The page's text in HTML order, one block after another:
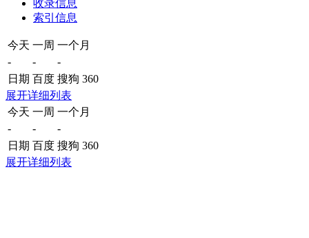
收录信息
索引信息
今天 一周 一个月
-
-
-
日期 百度 搜狗 360
展开详细列表
今天 一周 一个月
-
-
-
日期 百度 搜狗 360
展开详细列表